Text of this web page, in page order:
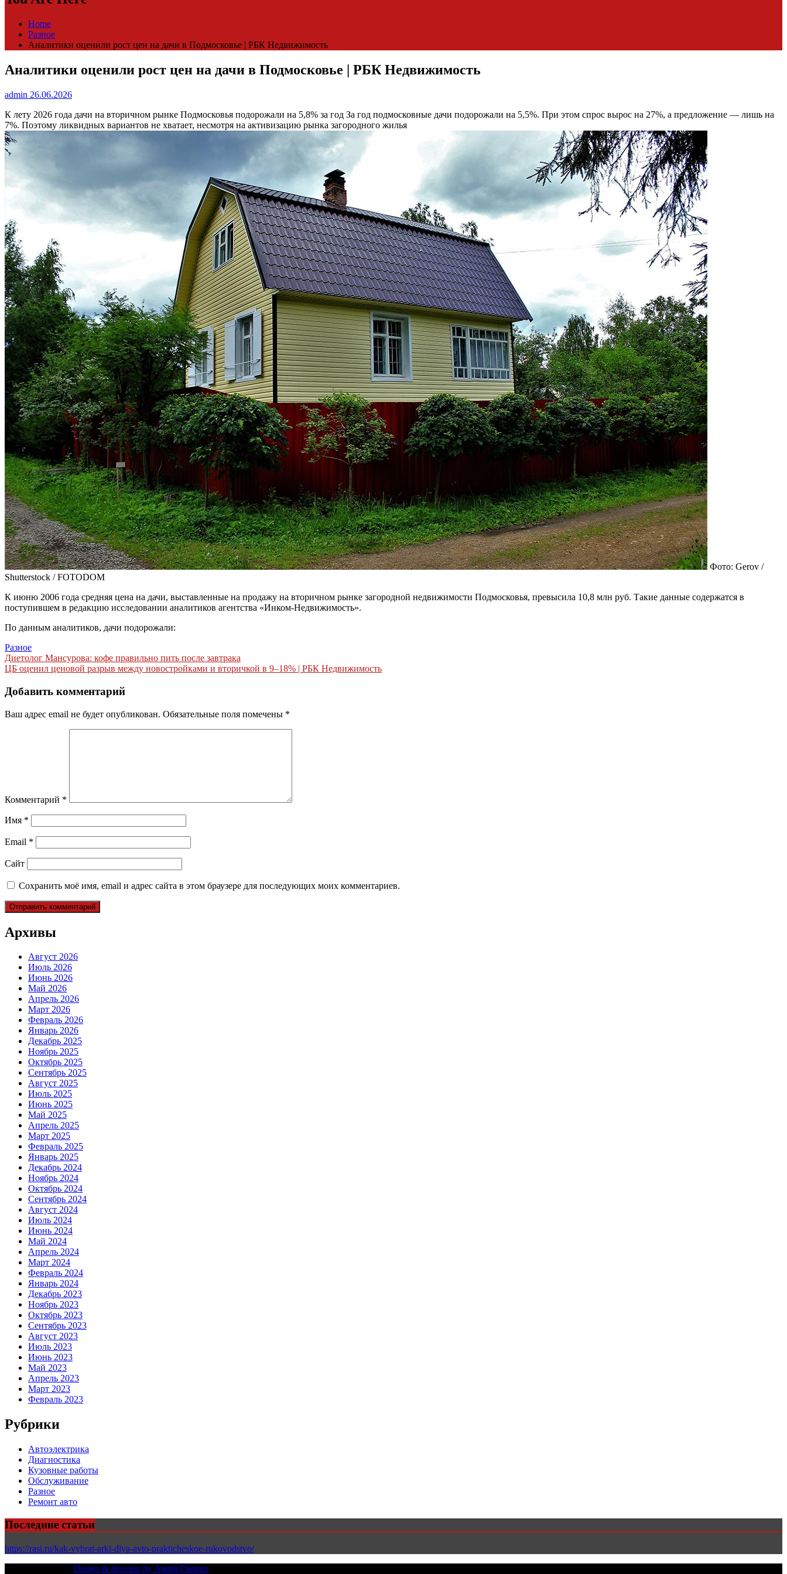
Home
Разное
Аналитики оценили рост цен на дачи в Подмосковье | РБК Недвижимость
Аналитики оценили рост цен на дачи в Подмосковье | РБК Недвижимость
admin 26.06.2026
К лету 2026 года дачи на вторичном рынке Подмосковья подорожали на 5,8% за год За год подмосковные дачи подорожали на 5,5%. При этом спрос вырос на 27%, а предложение — лишь на
7%. Поэтому ликвидных вариантов не хватает, несмотря на активизацию рынка загородного жилья
Фото: Gerov /
Shutterstock / FOTODOM
К июню 2006 года средняя цена на дачи, выставленные на продажу на вторичном рынке загородной недвижимости Подмосковья, превысила 10,8 млн руб. Такие данные содержатся в
поступившем в редакцию исследовании аналитиков агентства «Инком-Недвижимость».
По данным аналитиков, дачи подорожали:
Разное
Навигация
по
записям
Диетолог Мансурова: кофе правильно пить после завтрака
ЦБ оценил ценовой разрыв между новостройками и вторичкой в 9–18% | РБК Недвижимость
Добавить комментарий
Ваш адрес email не будет опубликован. Обязательные поля помечены *
Комментарий *
Имя *
Email *
Сайт
Сохранить моё имя, email и адрес сайта в этом браузере для последующих моих комментариев.
Архивы
Август 2026
Июль 2026
Июнь 2026
Май 2026
Апрель 2026
Март 2026
Февраль 2026
Январь 2026
Декабрь 2025
Ноябрь 2025
Октябрь 2025
Сентябрь 2025
Август 2025
Июль 2025
Июнь 2025
Май 2025
Апрель 2025
Март 2025
Февраль 2025
Январь 2025
Декабрь 2024
Ноябрь 2024
Октябрь 2024
Сентябрь 2024
Август 2024
Июль 2024
Июнь 2024
Май 2024
Апрель 2024
Март 2024
Февраль 2024
Январь 2024
Декабрь 2023
Ноябрь 2023
Октябрь 2023
Сентябрь 2023
Август 2023
Июль 2023
Июнь 2023
Май 2023
Апрель 2023
Март 2023
Февраль 2023
Рубрики
Автоэлектрика
Диагностика
Кузовные работы
Обслуживание
Разное
Ремонт авто
Последние статьи
https://rasi.ru/kak-vybrat-arki-dlya-avto-prakticheskoe-rukovodstvo/
Design & develop by AmpleThemes